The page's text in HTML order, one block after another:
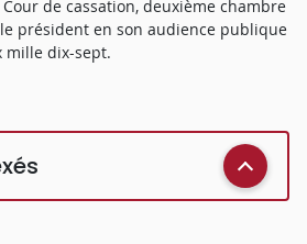
de cassation, deuxième chambre
président en son audience publique
mille dix-sept.